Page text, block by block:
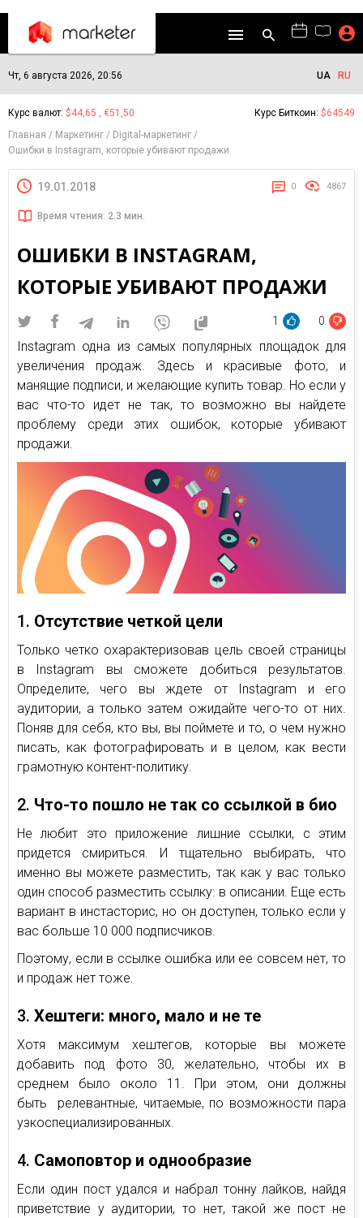
Чт, 6 августа 2026, 20:56 UA RU
Курс валют: $44,65 , €51,50 Курс Биткоин: $64549
Главная
Маркетинг
Digital-маркетинг
Ошибки в Instagram, которые убивают продажи
19.01.2018 0 4867
Время чтения: 2.3 мин.
ОШИБКИ В INSTAGRAM,
КОТОРЫЕ УБИВАЮТ ПРОДАЖИ
1 0
Instagram одна из самых популярных площадок для
увеличения продаж. Здесь и красивые фото, и
манящие подписи, и желающие купить товар. Но если у
вас что-то идет не так, то возможно вы найдете
проблему среди этих ошибок, которые убивают
продажи.
1. Отсутствие четкой цели
Только четко охарактеризовав цель своей страницы
в Instagram вы сможете добиться результатов.
Определите, чего вы ждете от Instagram и его
аудитории, а только затем ожидайте чего-то от них.
Поняв для себя, кто вы, вы поймете и то, о чем нужно
писать, как фотографировать и в целом, как вести
грамотную контент-политику.
2. Что-то пошло не так со ссылкой в био
Не любит это приложение лишние ссылки, с этим
придется смириться. И тщательно выбирать, что
именно вы можете разместить, так как у вас только
один способ разместить ссылку: в описании. Еще есть
вариант в инстасторис, но он доступен, только если у
вас больше 10 000 подписчиков.
Поэтому, если в ссылке ошибка или ее совсем нет, то
и продаж нет тоже.
3. Хештеги: много, мало и не те
Хотя максимум хештегов, которые вы можете
добавить под фото 30, желательно, чтобы их в
среднем было около 11. При этом, они должны
быть релевантные, читаемые, по возможности пара
узкоспециализированных.
4. Самоповтор и однообразие
Если один пост удался и набрал тонну лайков, найдя
приветствие у аудитории, то нет, такой же пост не